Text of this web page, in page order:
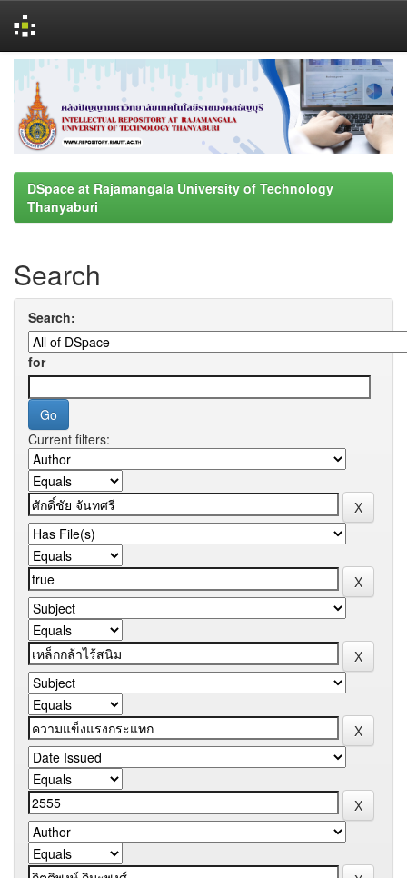
navigation
DSpace at Rajamangala University of Technology
Thanyaburi
Search
Search:
for
Current filters: